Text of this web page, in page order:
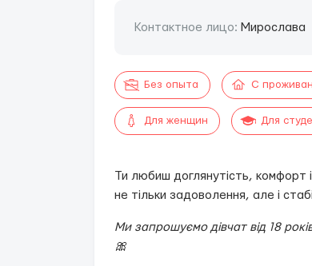
Контактное лицо: Мирослава
Без опыта С
Для женщин Для
Ти любиш доглянутість,
не тільки задоволення, але і
Ми запрошуємо дівчат від 18
🎀